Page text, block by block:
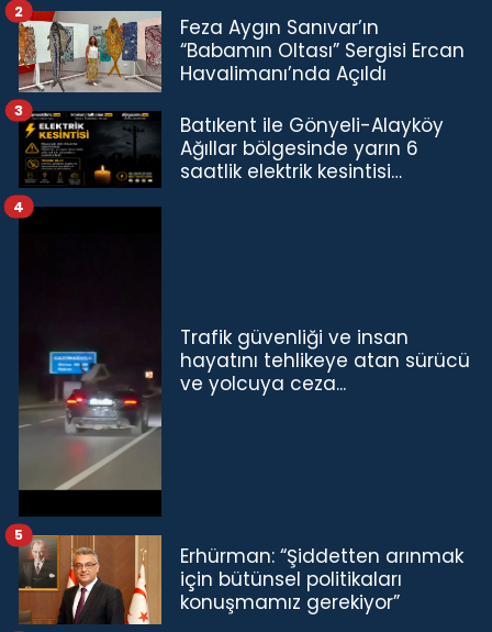
Feza Aygın Sanıvar’ın
“Babamın Oltası” Sergisi Ercan
Havalimanı’nda Açıldı
2
Batıkent ile Gönyeli-Alayköy
Ağıllar bölgesinde yarın 6
saatlik elektrik kesintisi…
3
Trafik güvenliği ve insan
hayatını tehlikeye atan sürücü
ve yolcuya ceza...
4
Erhürman: “Şiddetten arınmak
için bütünsel politikaları
konuşmamız gerekiyor”
5